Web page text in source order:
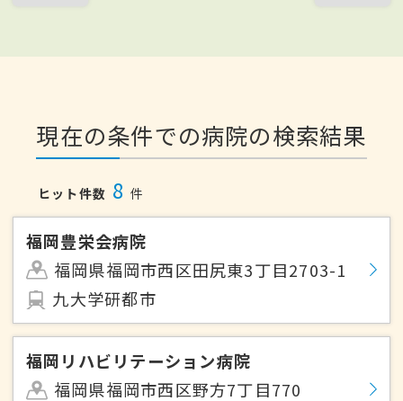
現在の条件での病院の検索結果
ヒット件数 8 件
福岡豊栄会病院
福岡県福岡市西区田尻東3丁目2703-1
九大学研都市
福岡リハビリテーション病院
福岡県福岡市西区野方7丁目770